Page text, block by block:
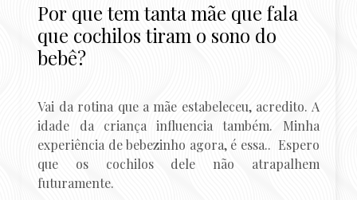
Por que tem tanta mãe que fala
que cochilos tiram o sono do
bebê?
Vai da rotina que a mãe estabeleceu, acredito. A
idade da criança influencia também. Minha
experiência de bebezinho agora, é essa.. Espero
que os cochilos dele não atrapalhem
futuramente.